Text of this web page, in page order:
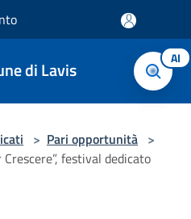
di Lavis AI
> Pari opportunità >
festival dedicato